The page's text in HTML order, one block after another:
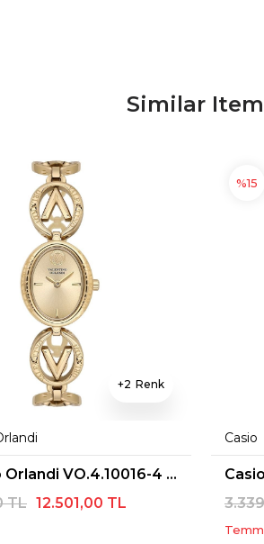
Similar
2
Valentino Orlandi VO.4.10016-4 Kadın Kol Saati
12.501,00 TL
TL
Casio
%15